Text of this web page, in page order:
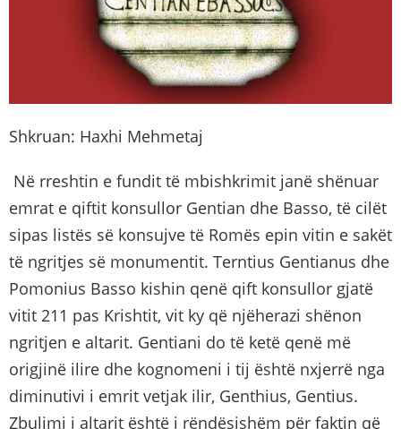
Shkruan: Haxhi Mehmetaj
Në rreshtin e fundit të mbishkrimit janë shënuar
emrat e qiftit konsullor Gentian dhe Basso, të cilët
sipas listës së konsujve të Romës epin vitin e sakët
të ngritjes së monumentit. Terntius Gentianus dhe
Pomonius Basso kishin qenë qift konsullor gjatë
vitit 211 pas Krishtit, vit ky që njëherazi shënon
ngritjen e altarit. Gentiani do të ketë qenë më
origjinë ilire dhe kognomeni i tij është nxjerrë nga
diminutivi i emrit vetjak ilir, Genthius, Gentius.
Zbulimi i altarit është i rëndësishëm për faktin që